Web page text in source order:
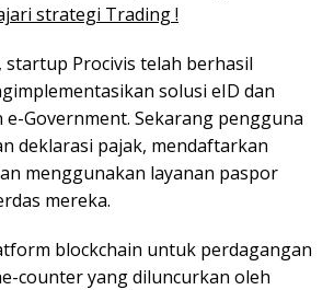
strategi Trading !
startup Procivis telah berhasil
solusi eID dan
e-Government. Sekarang pengguna
deklarasi pajak, mendaftarkan
menggunakan layanan paspor
mereka.
blockchain untuk perdagangan
counter yang diluncurkan oleh